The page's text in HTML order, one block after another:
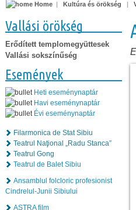
Home | Kultúra és örökség |
Vallási örökség
Erődített templomegyüttesek
Vallási sokszínűség
Események
Heti eseménynaptár
Havi eseménynaptár
Évi eseménynaptár
Filarmonica de Stat Sibiu
Teatrul Naţional „Radu Stanca”
Teatrul Gong
Teatrul de Balet Sibiu
Ansamblul folcloric profesionist
Cindrelul-Junii Sibiului
ASTRA film